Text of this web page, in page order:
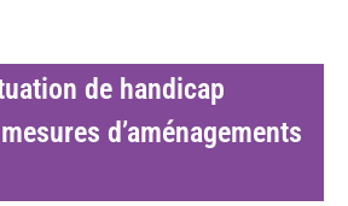
de handicap
d’aménagements